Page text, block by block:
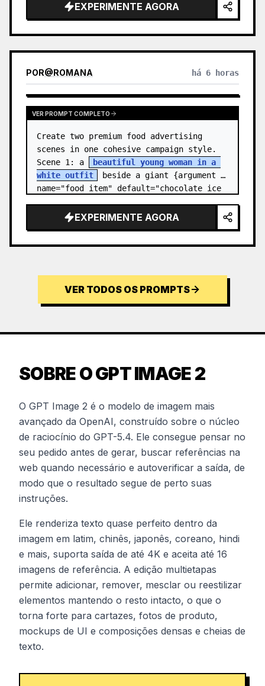
EXPERIMENTE AGORA
POR@ROMANA há 6 horas
VER PROMPT COMPLETO
Create two premium food advertising
scenes in one cohesive campaign style.
Scene 1: a
beautiful young woman in a
white outfit
beside a giant {argument
name="food item" default="chocolate ice
EXPERIMENTE AGORA
VER TODOS OS PROMPTS
SOBRE O GPT IMAGE 2
O GPT Image 2 é o modelo de imagem mais
avançado da OpenAI, construído sobre o núcleo
de raciocínio do GPT-5.4. Ele consegue pensar no
seu pedido antes de gerar, buscar referências na
web quando necessário e autoverificar a saída, de
modo que o resultado segue de perto suas
instruções.
Ele renderiza texto quase perfeito dentro da
imagem em latim, chinês, japonês, coreano, hindi
e mais, suporta saída de até 4K e aceita até 16
imagens de referência. A edição multietapas
permite adicionar, remover, mesclar ou reestilizar
elementos mantendo o resto intacto, o que o
torna forte para cartazes, fotos de produto,
mockups de UI e composições densas e cheias de
texto.